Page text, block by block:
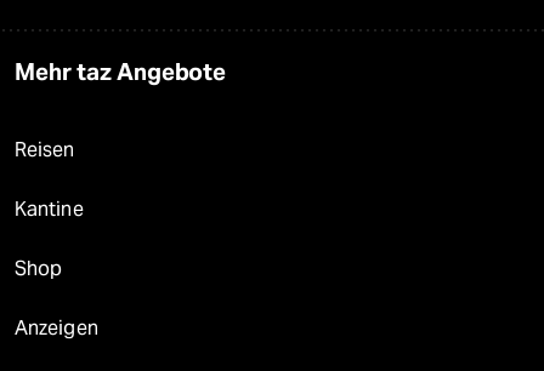
Mehr taz Angebote
Reisen
Kantine
Shop
Anzeigen